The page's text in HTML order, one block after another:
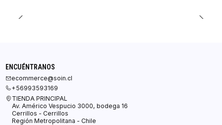
ENCUÉNTRANOS
ecommerce@soin.cl
+56993593169
TIENDA PRINCIPAL
Av. Américo Vespucio 3000, bodega 16
Cerrillos - Cerrillos
Región Metropolitana - Chile